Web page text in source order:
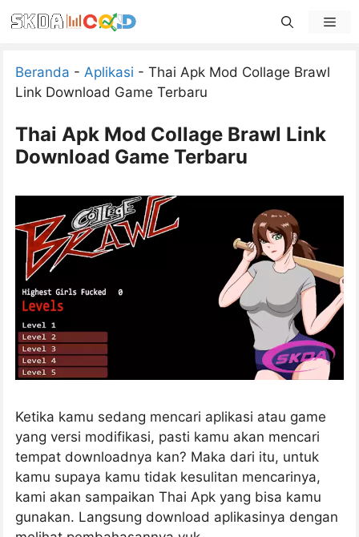
to
Beranda - Aplikasi - Thai Apk Mod Collage Brawl
Link Download Game Terbaru
Thai Apk Mod Collage Brawl Link
Download Game Terbaru
Ketika kamu sedang mencari aplikasi atau game
yang versi modifikasi, pasti kamu akan mencari
tempat downloadnya kan? Maka dari itu, untuk
kamu supaya kamu tidak kesulitan mencarinya,
kami akan sampaikan Thai Apk yang bisa kamu
gunakan. Langsung download aplikasinya dengan